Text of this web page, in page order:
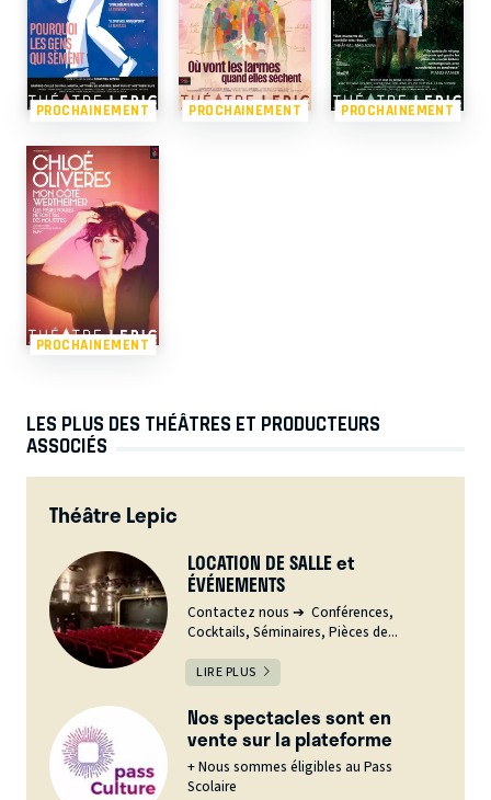
PROCHAINEMENT PROCHAINEMENT PROCHAINEMENT
PROCHAINEMENT
LES PLUS DES THÉÂTRES ET PRODUCTEURS
ASSOCIÉS
Théâtre Lepic
LOCATION DE SALLE et
ÉVÉNEMENTS
Contactez nous ➔ Conférences,
Cocktails, Séminaires, Pièces de...
LIRE PLUS
Nos spectacles sont en
vente sur la plateforme
+ Nous sommes éligibles au Pass
Scolaire